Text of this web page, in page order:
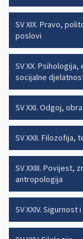
SV XIX. Pravo,
poslovi
SV XX.
socijalne
SV XXI. Odgoj,
SV XXII.
SV XXIII. Povijest,
antropologija
SV XXIV. Sigurnost